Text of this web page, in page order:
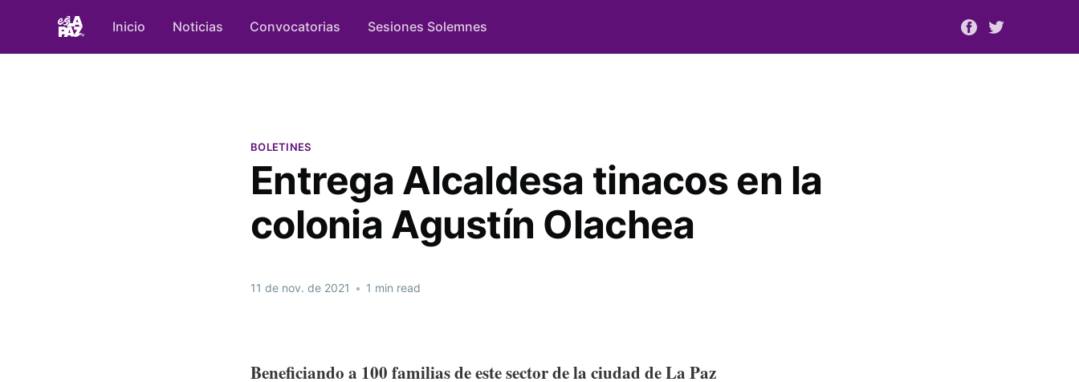
Inicio Noticias Convocatorias Sesiones Solemnes
BOLETINES
Entrega Alcaldesa tinacos en la
colonia Agustín Olachea
11 de nov. de 2021 • 1 min read
Beneficiando a 100 familias de este sector de la ciudad de La Paz